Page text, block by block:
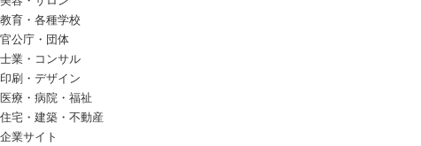
教育・各種学校
官公庁・団体
士業・コンサル
印刷・デザイン
医療・病院・福祉
住宅・建築・不動産
企業サイト